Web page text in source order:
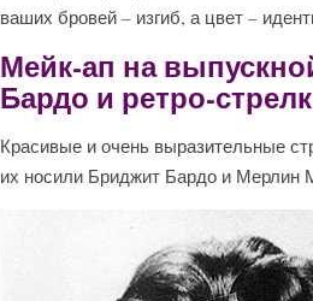
ваших бровей – изгиб, а цвет –
Мейк-ап на
Бардо и ретро-
Красивые и очень выразительные
их носили Бриджит Бардо и